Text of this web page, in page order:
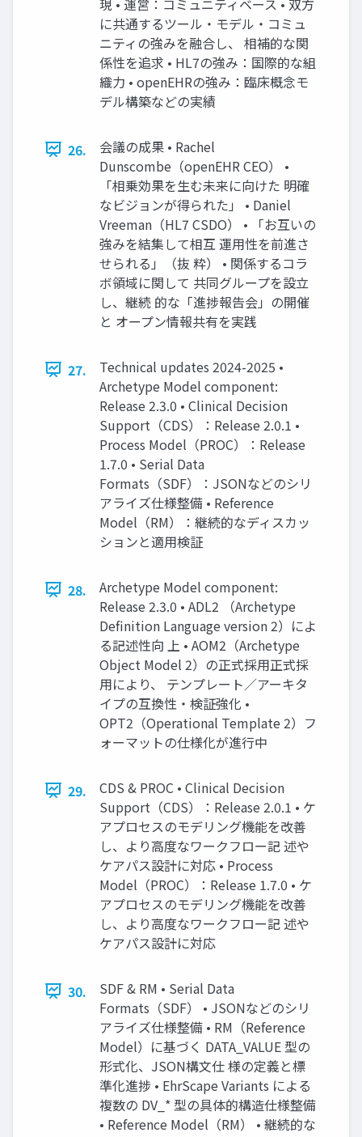
に共通するツール・モデル・コミュ
ニティの強みを融合し、 相補的な関
係性を追求 • HL7の強み：国際的な組
織力 • openEHRの強み：臨床概念モ
デル構築などの実績
26.
会議の成果 • Rachel
Dunscombe（openEHR CEO） •
「相乗効果を生む未来に向けた 明確
なビジョンが得られた」 • Daniel
Vreeman（HL7 CSDO） • 「お互いの
強みを結集して相互 運用性を前進さ
せられる」（抜 粋） • 関係するコラ
ボ領域に関して 共同グループを設立
し、継続 的な「進捗報告会」の開催
と オープン情報共有を実践
27.
Technical updates 2024-2025 •
Archetype Model component:
Release 2.3.0 • Clinical Decision
Support（CDS）：Release 2.0.1 •
Process Model（PROC）：Release
1.7.0 • Serial Data
Formats（SDF）：JSONなどのシリ
アライズ仕様整備 • Reference
Model（RM）：継続的なディスカッ
ションと適用検証
28.
Archetype Model component:
Release 2.3.0 • ADL2 （Archetype
Definition Language version 2）によ
る記述性向 上 • AOM2（Archetype
Object Model 2）の正式採用正式採
用により、 テンプレート／アーキタ
イプの互換性・検証強化 •
OPT2（Operational Template 2）フ
ォーマットの仕様化が進行中
29.
CDS & PROC • Clinical Decision
Support（CDS）：Release 2.0.1 • ケ
アプロセスのモデリング機能を改善
し、より高度なワークフロー記 述や
ケアパス設計に対応 • Process
Model（PROC）：Release 1.7.0 • ケ
アプロセスのモデリング機能を改善
し、より高度なワークフロー記 述や
ケアパス設計に対応
30.
SDF & RM • Serial Data
Formats（SDF） • JSONなどのシリ
アライズ仕様整備 • RM（Reference
Model）に基づく DATA_VALUE 型の
形式化、JSON構文仕 様の定義と標
準化進捗 • EhrScape Variants による
複数の DV_* 型の具体的構造仕様整備
• Reference Model（RM） • 継続的な